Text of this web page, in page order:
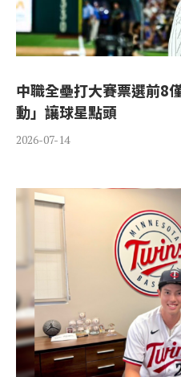
中職全壘打大賽票選前
動」讓球星點頭
2026-07-14